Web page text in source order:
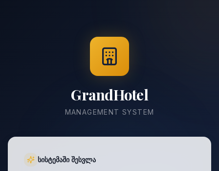
GrandHotel
MANAGEMENT SYSTEM
სისტემაში შესვლა